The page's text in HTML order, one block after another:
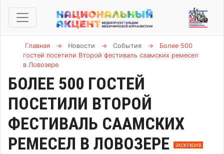
Главная → Новости → События →
Более 500
гостей посетили Второй фестиваль саамских ремесел
в Ловозере
БОЛЕЕ 500 ГОСТЕЙ
ПОСЕТИЛИ ВТОРОЙ
ФЕСТИВАЛЬ СААМСКИХ
РЕМЕСЕЛ В ЛОВОЗЕРЕ
ЭКСКЛЮЗИВ